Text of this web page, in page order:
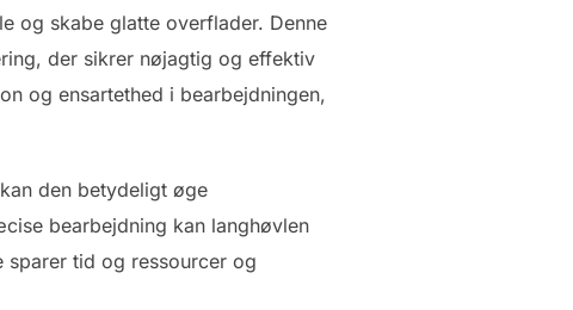
og skabe glatte overflader. Denne
der sikrer nøjagtig og effektiv
og ensartethed i bearbejdningen,
den betydeligt øge
bearbejdning kan langhøvlen
tid og ressourcer og